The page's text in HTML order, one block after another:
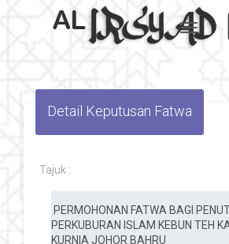
Detail Keputusan Fatwa
Tajuk :